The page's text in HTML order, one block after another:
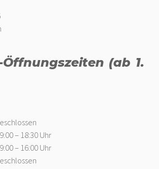
(ab 1.
– 18:30 Uhr
– 16:00 Uhr